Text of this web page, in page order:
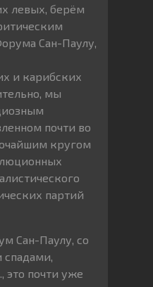
левых, берём
Сан-Паулу,
и карибских
мы
почти во
кругом
партий
Сан-Паулу, со
это почти уже